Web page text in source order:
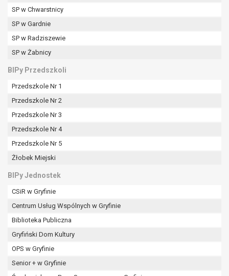
SP w Chwarstnicy
SP w Gardnie
SP w Radziszewie
SP w Żabnicy
BIPy Przedszkoli
Przedszkole Nr 1
Przedszkole Nr 2
Przedszkole Nr 3
Przedszkole Nr 4
Przedszkole Nr 5
Żłobek Miejski
BIPy Jednostek
CSiR w Gryfinie
Centrum Usług Wspólnych w Gryfinie
Biblioteka Publiczna
Gryfiński Dom Kultury
OPS w Gryfinie
Senior + w Gryfinie
umownym.
Pani/Pana dane nie będą poddawane
zautomatyzowanemu podejmowaniu decyzji, w